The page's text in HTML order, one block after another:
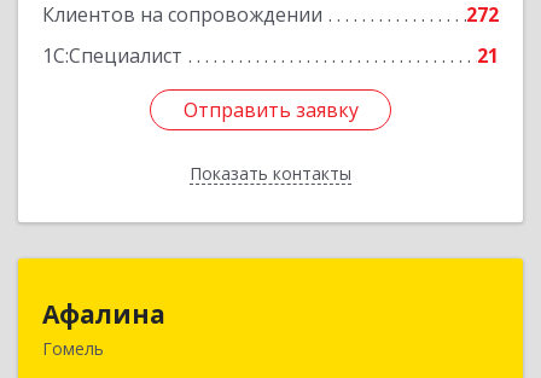
Клиентов на сопровождении
272
1С:Специалист
21
Отправить заявку
Показать контакты
Отправить заявку
Назад
Афалина
Гомель